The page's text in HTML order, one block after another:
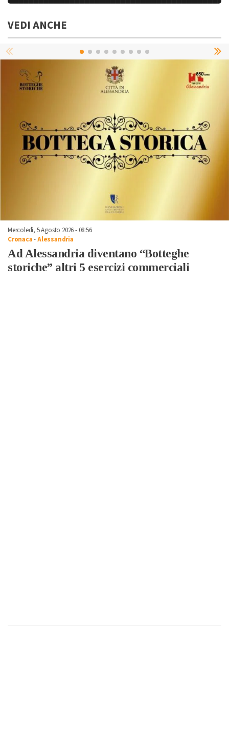
VEDI ANCHE
Mercoledì, 5 Agosto 2026 - 08:56
Cronaca-Alessandria
Ad Alessandria diventano “Botteghe
storiche” altri 5 esercizi commerciali